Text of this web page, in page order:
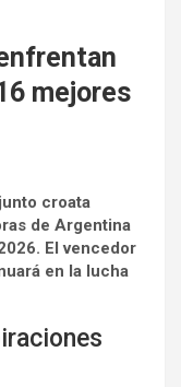
mejores
croata
de Argentina
El vencedor
en la lucha